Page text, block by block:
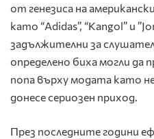
от генезиса на
като “Adidas”, “Kangol” и
задължителни за
определено биха могли да
попа върху модата като
донесе сериозен приход.
През последните години